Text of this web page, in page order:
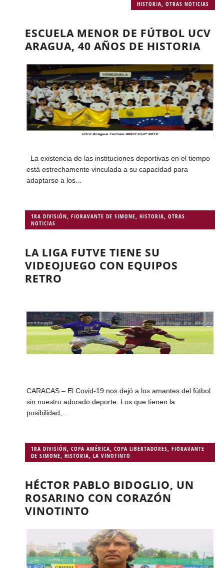
HISTORIA ,OTRAS NOTICIAS
ESCUELA MENOR DE FÚTBOL UCV
ARAGUA, 40 AÑOS DE HISTORIA
La existencia de las instituciones deportivas en el tiempo
está estrechamente vinculada a su capacidad para
adaptarse a los...
1RA DIVISIÓN FIORAVANTE DE SIMONE HISTORIA OTRAS
NOTICIAS
LA LIGA FUTVE TIENE SU
VIDEOJUEGO CON EQUIPOS
RETRO
CARACAS – El Covid-19 nos dejó a los amantes del fútbol
sin nuestro adorado deporte. Los que tienen la
posibilidad,...
1RA DIVISIÓN COPA AMÉRICA COPA LIBERTADORES FIORAVANTE
DE SIMONE HISTORIA LA VINOTINTO
HÉCTOR PABLO BIDOGLIO, UN
ROSARINO CON CORAZÓN
VINOTINTO